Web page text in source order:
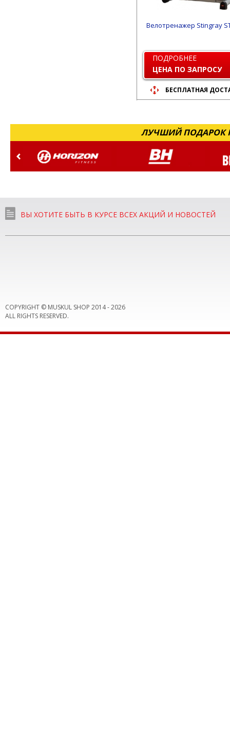
Велотренажер Stingray
ПОДРОБНЕЕ
ЦЕНА ПО ЗАПРОСУ
БЕСПЛАТНАЯ
ЛУЧШИЙ ПОДАРОК
ВЫ ХОТИТЕ БЫТЬ В КУРСЕ ВСЕХ АКЦИЙ И НОВОСТЕЙ
COPYRIGHT © MUSKUL SHOP 2014 -2026
ALL RIGHTS RESERVED.